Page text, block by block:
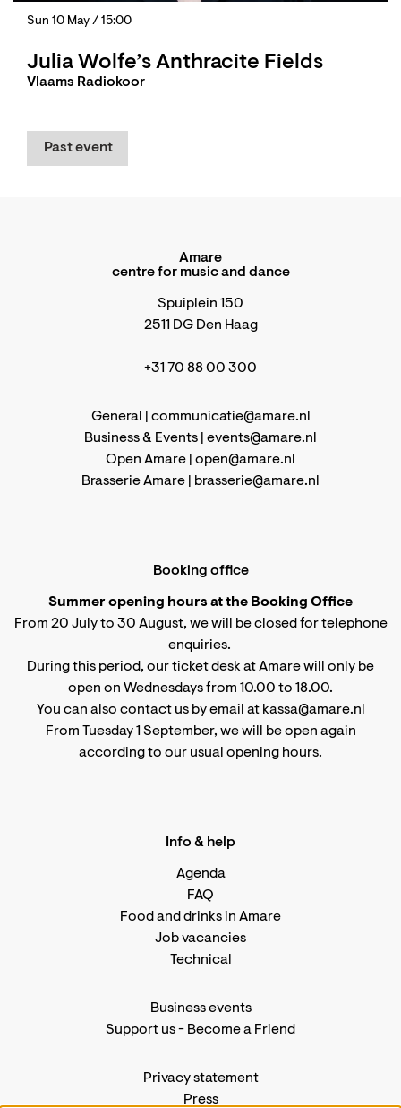
Julia Wolfe’s Anthracite Fields
Vlaams Radiokoor
Sun 10 May / 15:00
Past event
Amare
centre for music and dance
Spuiplein 150
2511 DG Den Haag
+31 70 88 00 300
General | communicatie@amare.nl
Business & Events | events@amare.nl
Open Amare | open@amare.nl
Brasserie Amare |
brasserie@amare.nl
Booking office
Summer opening hours at the Booking Office
From 20 July to 30 August, we will be closed for telephone
enquiries.
During this period, our ticket desk at Amare will only be
open on Wednesdays from 10.00 to 18.00.
You can also contact us by email at kassa@amare.nl
From Tuesday 1 September, we will be open again
according to our usual opening hours.
Info & help
Agenda
FAQ
Food and drinks in Amare
Job vacancies
Technical
Business events
Support us- Become a Friend
Privacy statement
Press